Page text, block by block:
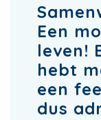
Een
leven!
hebt
een
dus